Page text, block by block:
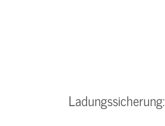
Ladungssicherung: